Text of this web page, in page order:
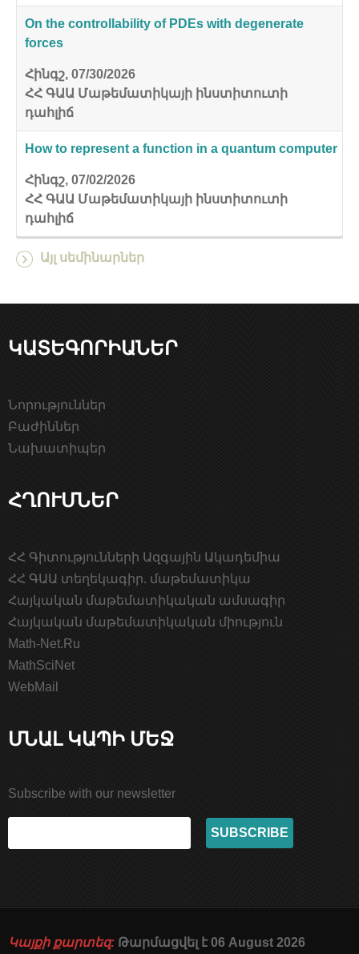
On the controllability of PDEs with degenerate
forces
Հինգշ, 07/30/2026
ՀՀ ԳԱԱ Մաթեմատիկայի ինստիտուտի
դահլիճ
How to represent a function in a quantum computer
Հինգշ, 07/02/2026
ՀՀ ԳԱԱ Մաթեմատիկայի ինստիտուտի
դահլիճ
Այլ սեմինարներ
ԿԱՏԵԳՈՐԻԱՆԵՐ
Նորություններ
Բաժիններ
Նախատիպեր
ՀՂՈՒՄՆԵՐ
ՀՀ Գիտությունների Ազգային Ակադեմիա
ՀՀ ԳԱԱ տեղեկագիր. մաթեմատիկա
Հայկական մաթեմատիկական ամսագիր
Հայկական մաթեմատիկական միություն
Math-Net.Ru
MathSciNet
WebMail
ՄՆԱԼ ԿԱՊԻ ՄԵՋ
Subscribe with our newsletter
Կայքի քարտեզ: Թարմացվել է 06 August 2026